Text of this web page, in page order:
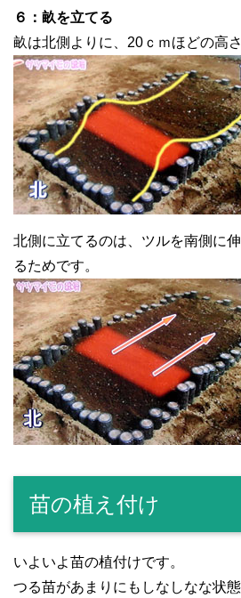
６：畝を立てる
畝は北側よりに、20ｃｍほどの高
北側に立てるのは、ツルを南側に
るためです。
苗の植え付け
いよいよ苗の植付けです。
つる苗があまりにもしなしなな状